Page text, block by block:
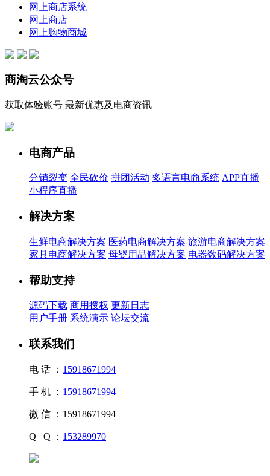
网上商店系统
网上商店
网上购物商城
商淘云公众号
获取体验账号 最新优惠及电商资讯
电商产品
分销裂变 全民砍价 拼团活动 多语言电商系统 APP直播
小程序直播
解决方案
生鲜电商解决方案 医药电商解决方案 旅游电商解决方案
家具电商解决方案 母婴用品解决方案 电器数码解决方案
帮助支持
源码下载 商用授权 更新日志
用户手册 系统演示 论坛交流
联系我们
电 话 ： 15918671994
手 机 ： 15918671994
微 信 ： 15918671994
Q Q ： 153289970